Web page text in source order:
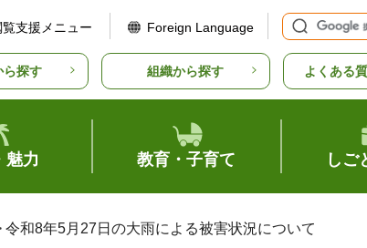
覧支援メニュー Foreign Language
ら探す 組織から探す よくある
魅力 教育・子育て しご
令和8年5月27日の大雨による被害状況について